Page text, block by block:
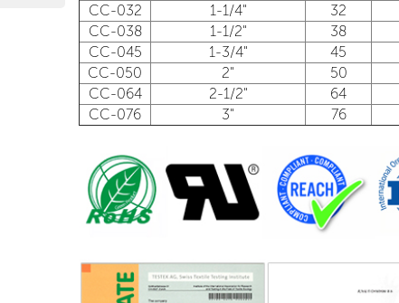
СС-032
1-1/4" 32
СС-038
1-1/2" 38
СС-045
1-3/4" 45
СС-050
2" 50
СС-064
2-1/2" 64
СС-076
3" 76